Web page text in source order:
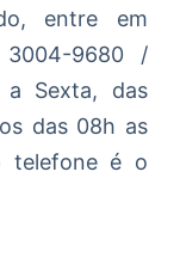
entre em
9680 /
a Sexta, das
das 08h as
telefone é o